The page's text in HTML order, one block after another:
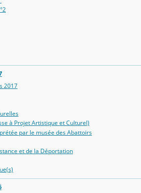
2017
à Projet Artistique et Culturel)
par le musée des Abattoirs
et de la Déportation